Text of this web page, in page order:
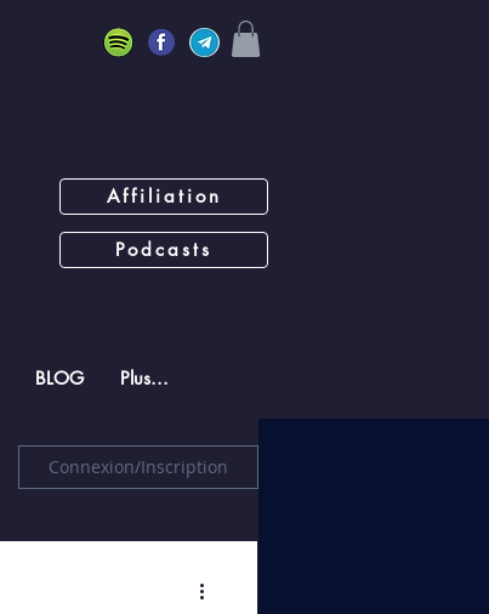
Affiliation
Podcasts
BLOG Plus...
Connexion/Inscription